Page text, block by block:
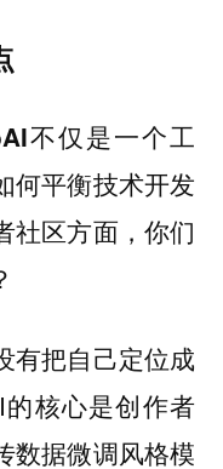
不仅是一个工
何平衡技术开发
社区方面，你们
有把自己定位成
核心是创作者
数据微调风格模